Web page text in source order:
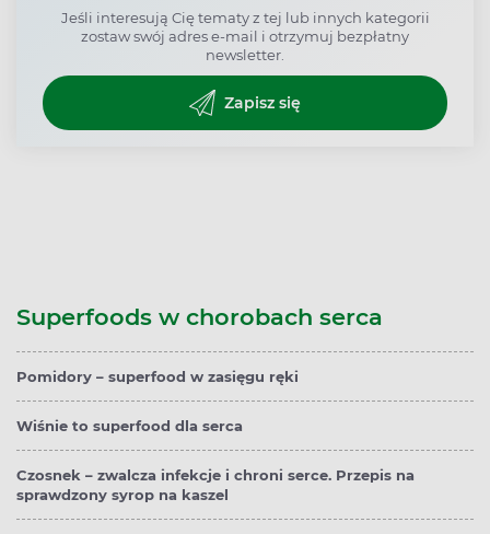
Jeśli interesują Cię tematy z tej lub innych kategorii
zostaw swój adres e-mail i otrzymuj bezpłatny
newsletter.
Zapisz się
Superfoods w chorobach serca
Pomidory – superfood w zasięgu ręki
Wiśnie to superfood dla serca
Czosnek – zwalcza infekcje i chroni serce. Przepis na
sprawdzony syrop na kaszel